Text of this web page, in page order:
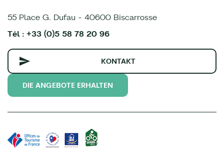
55 Place G. Dufau - 40600 Biscarrosse
Tél : +33 (0)5 58 78 20 96
KONTAKT
DIE ANGEBOTE ERHALTEN